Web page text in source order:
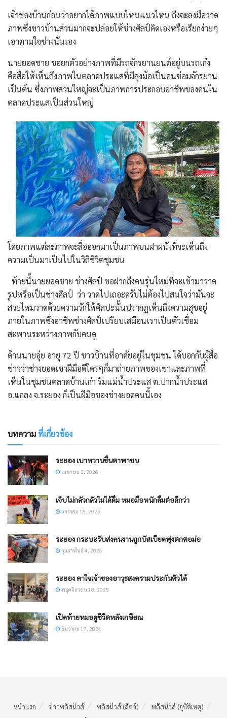
เจ้าของบ้านก่อนว่าอยากได้ภาพแบบไหนแนวไหน ถึงจะลงมือวาด
ภาพซึ่งชาวบ้านส่วนมากจะปล่อยให้ช่างศิลป์คิดเองหรือเรียกง่ายๆ
เอาตามใจช่างนั่นเอง
นายยอดชาย ขอยกตัวอย่างภาพที่มีรถจักรยานยนต์อยู่บนรถเก๋ง
คือสื่อให้เห็นถึงภาพในตลาดประแสที่มีลุงม้อเป็นคนซ่อมจักรยาน
เป็นต้น ซึ่งภาพส่วนใหญ่จะเป็นภาพการประกอบอาชีพของคนใน
ตลาดประแสเป็นส่วนใหญ่
โดยภาพแต่ละภาพจะสื่อออกมาเป็นภาพบนฝาผนังที่จะเห็นถึง
ความเป็นมาเป็นไปในวิถีชีวิตชุมชน
ท้ายนี้นายยอดชาย ช่างศิลป์ ขอฝากถึงคนรุ่นใหม่ที่จะเข้ามาวาด
รูปหรือเป็นช่างศิลป์ ว่า วาดไปเถอะครับไม่ต้องไปสนใจว่ามันจะ
สวยไหมวาดด้วยความรักให้ศิลปะนั้นปรากฏเห็นถึงความสุขอยู่
ภายในภาพซึ่งอาชีพช่างศิลป์เปรียบเสมือนเราเป็นตัวเชื่อม
สะพานระหว่างภาพกับคนดู
ด้านนายอุ๋ย อายุ 72 ปี ชาวบ้านที่อาศัยอยู่ในชุมชน ได้บอกกับผู้สื่อ
ข่าวว่าช่างยอดเขาฝีมือดีใครๆก็มาถ่ายภาพของเขาและภาพที่
เห็นในชุมชนตลาดบ้านเก่า ริมแม่น้ำประแส ต.ปากน้ำประแส
อ.แกลง จ.ระยอง ก็เป็นฝีมือของช่างยอดคนนี้เอง
บทความที่เกี่ยวข้อง
ระยอง เบาหวานขึ้นตาพาชน
เมษายน 3, 2026
เจ็บไม่กลัวกลัวไม่ได้ดื่ม หมอมือหนักดื่มต่อดีกว่า
มกราคม 18, 2025
ระยอง กระบะรับส่งคนงานถูกบัสเบียดพุ่งตกตอม่อ
กุมภาพันธ์ 4, 2026
ระยอง คาใจเจ้าของอาวุธสงครามประกันตัวได้
พฤศจิกายน 18, 2025
เปิดท้ายหมอดูชีวิตหลังเกษียณ
ธันวาคม 17, 2024
หน้าแรก ข่าวพลัสนิวส์ พลัสนิวส์ (สัตว์) พลัสนิวส์ (อุบัติเหตุ)